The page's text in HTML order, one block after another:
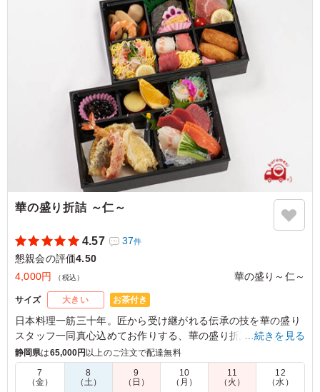
は最強の組み合わせでした
懇親会›ランチ会
愛知県豊田市亀首町2024/11/30
華の盛り折詰 ～仁～
4.57 37件
懇親会の評価4.50
4,000円
（税込） 華の盛り～仁～
サイズ 大きい お茶付き
日本料理一筋三十年。匠から受け継がれる伝承の技を華の盛り
スタッフ一同真心込めてお作りする、華の盛り折詰シリーズ。
当店人気の手まり寿司が入り、美しく上品な二段折詰でご用意
させていただきます。おもてなしや大切なお集まりにも喜ばれ
る折詰をお届けさせていただきます。
…続きを見る
静岡県は65,000円 以上のご注文で配達無料
7
（金）
8
（土）
9
（日）
10
（月）
11
（火）
12
（水）